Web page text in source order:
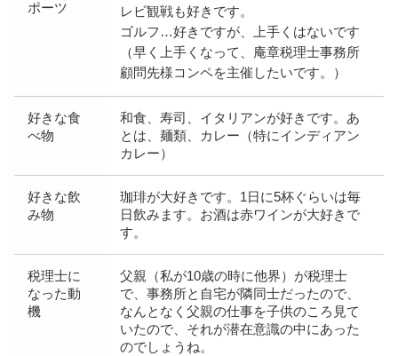
ポーツ
レビ観戦も好きです。
ゴルフ…好きですが、上手くはないです
（早く上手くなって、庵章税理士事務所
顧問先様コンペを主催したいです。）
好きな食
べ物
和食、寿司、イタリアンが好きです。あ
とは、麺類、カレー（特にインディアン
カレー）
好きな飲
み物
珈琲が大好きです。1日に5杯ぐらいは毎
日飲みます。お酒は赤ワインが大好きで
す。
税理士に
なった動
機
父親（私が10歳の時に他界）が税理士
で、事務所と自宅が隣同士だったので、
なんとなく父親の仕事を子供のころ見て
いたので、それが潜在意識の中にあった
のでしょうね。